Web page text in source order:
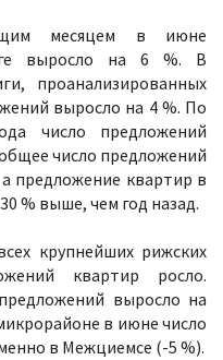
месяцем в июне
выросло на 6 %. В
проанализированных
выросло на 4 %. По
число предложений
число предложений
предложение квартир в
% выше, чем год назад.
крупнейших рижских
квартир росло.
выросло на
в июне число
в Межциемсе (-5 %).